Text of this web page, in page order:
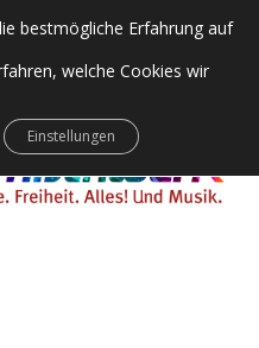
Menü
bestmögliche Erfahrung auf
welche Cookies wir
Einstellungen